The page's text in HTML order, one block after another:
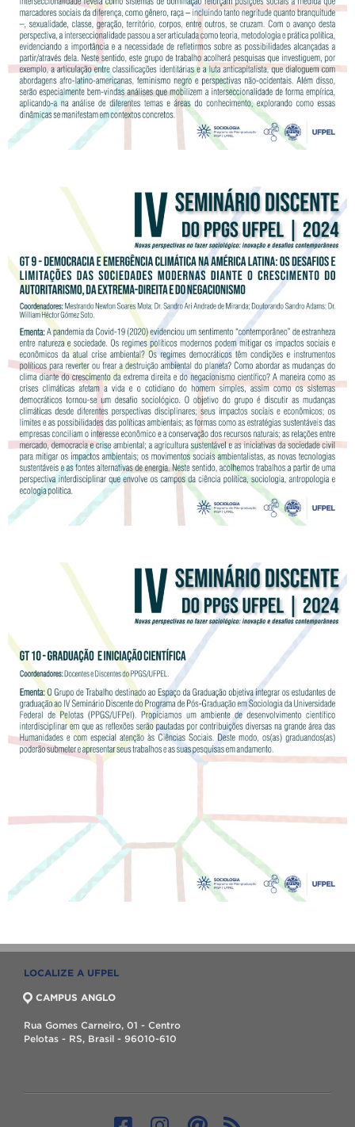
LOCALIZE A UFPEL
CAMPUS ANGLO
Rua Gomes Carneiro, 01 - Centro
Pelotas - RS, Brasil - 96010-610